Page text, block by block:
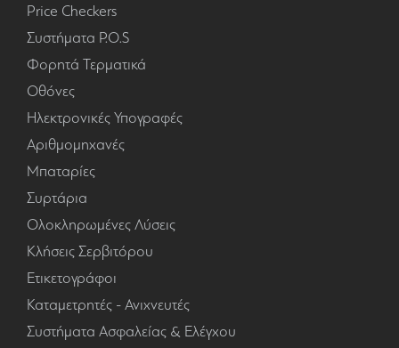
Price Checkers
Συστήματα P.O.S
Φορητά Τερματικά
Οθόνες
Ηλεκτρονικές Υπογραφές
Αριθμομηχανές
Μπαταρίες
Συρτάρια
Ολοκληρωμένες Λύσεις
Κλήσεις Σερβιτόρου
Ετικετογράφοι
Καταμετρητές - Ανιχνευτές
Συστήματα Ασφαλείας & Ελέγχου